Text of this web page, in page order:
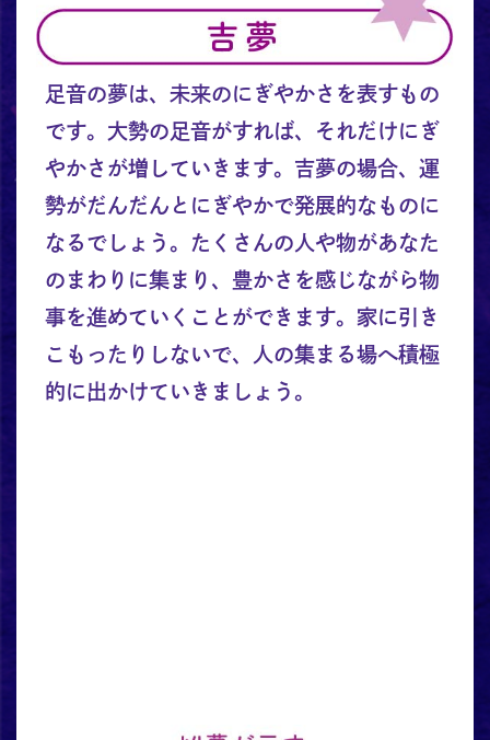
足音の夢は、未来のにぎやかさを表すもの
です。大勢の足音がすれば、それだけにぎ
やかさが増していきます。吉夢の場合、運
勢がだんだんとにぎやかで発展的なものに
なるでしょう。たくさんの人や物があなた
のまわりに集まり、豊かさを感じながら物
事を進めていくことができます。家に引き
こもったりしないで、人の集まる場へ積極
的に出かけていきましょう。